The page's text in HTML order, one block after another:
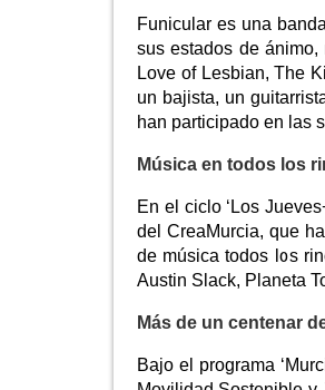
Funicular es una
sus estados de
Love of Lesbian, The
un bajista, un
han participado en las
Música en todos los
En el ciclo ‘Los
del CreaMurcia, que
de música todos los
Austin Slack, Planeta
Más de un centenar
Bajo el programa